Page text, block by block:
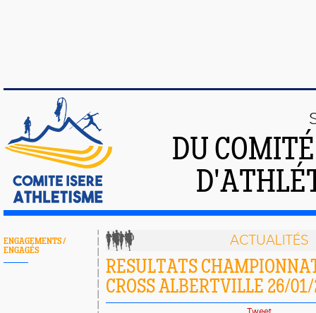
DU
ENGAGEMENTS /
ENGAGÉS
ACTUALITÉS
RESULTATS
CROSS ALBERTVILLE 26/